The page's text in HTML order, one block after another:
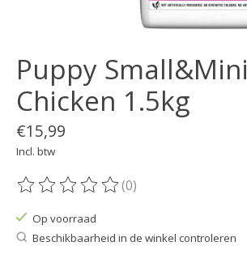
Puppy Small&Mini
Chicken 1.5kg
€15,99
Incl. btw
De beoordeling van dit product is
(0)
Op voorraad
Beschikbaarheid in de winkel controleren